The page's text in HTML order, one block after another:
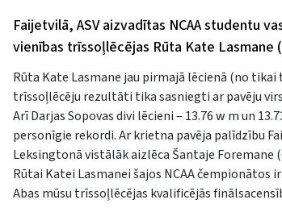
Faijetvilā, ASV aizvadītas NCAA studentu
vienības trīssoļlēcējas Rūta Kate Lasmane
Rūta Kate Lasmane jau pirmajā lēcienā (no
trīssoļlēcēju rezultāti tika sasniegti ar pavēju
Arī Darjas Sopovas divi lēcieni – 13.76 w m un
personīgie rekordi. Ar krietna pavēja palīdzību
Leksingtonā vistālāk aizlēca Šantaje Foremane
Rūtai Katei Lasmanei šajos NCAA čempionātos
Abas mūsu trīssoļlēcējas kvalificējās